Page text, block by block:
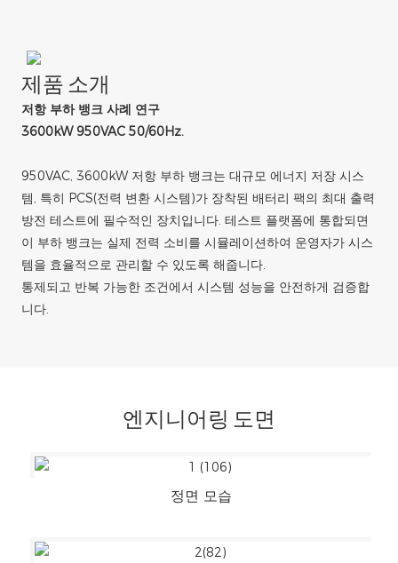
제품 소개
저항 부하 뱅크 사례 연구
3600kW 950VAC 50/60Hz.
950VAC, 3600kW 저항 부하 뱅크는 대규모 에너지 저장 시스
템, 특히 PCS(전력 변환 시스템)가 장착된 배터리 팩의 최대 출력
방전 테스트에 필수적인 장치입니다. 테스트 플랫폼에 통합되면
이 부하 뱅크는 실제 전력 소비를 시뮬레이션하여 운영자가 시스
템을 효율적으로 관리할 수 있도록 해줍니다.
통제되고 반복 가능한 조건에서 시스템 성능을 안전하게 검증합
니다.
엔지니어링 도면
정면 모습